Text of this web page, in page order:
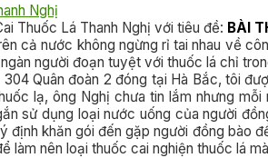
Nghị
Thuốc Lá Thanh Nghị với tiêu đề: BÀI
cả nước không ngừng rỉ tai nhau về
người đoạn tuyệt với thuốc lá chỉ
Quân đoàn 2 đóng tại Hà Bắc, tôi
lạ, ông Nghị chưa tin lắm nhưng
sử dụng loại nước uống của người
khăn gói đến gặp người đồng bào
làm nên loại thuốc cai nghiện thuốc lá